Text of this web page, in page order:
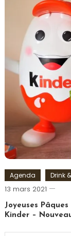
Hélicoptère,
insolite
,
Réalité
Virtuelle,
Saint
Germain
Visite
Paris
Agenda Drink
13 mars 2021
Joyeuses
Kinder –
Tagged